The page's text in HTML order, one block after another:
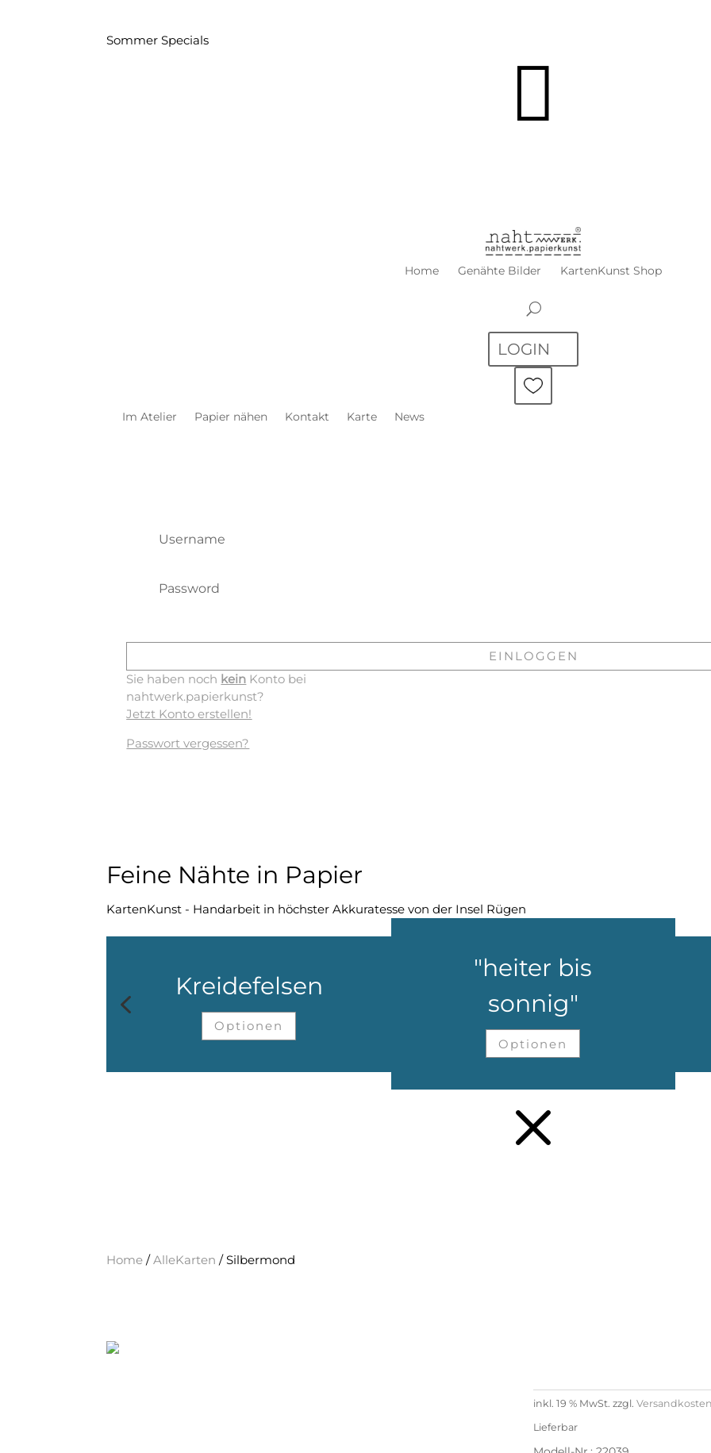
Sommer Specials

Home Genähte Bilder KartenKunst Shop
LOGIN
Im Atelier Papier nähen Kontakt Karte News
EINLOGGEN
Sie haben noch kein Konto bei
nahtwerk.papierkunst?
Jetzt Konto erstellen!
Passwort vergessen?
Feine Nähte in Papier
KartenKunst - Handarbeit in höchster Akkuratesse von der Insel Rügen
Kreidefelsen
Optionen
"heiter bis
sonnig"
Optionen
4
M
Home /AlleKarten / Silbermond
inkl. 19 % MwSt. zzgl. Versandkosten
Lieferbar